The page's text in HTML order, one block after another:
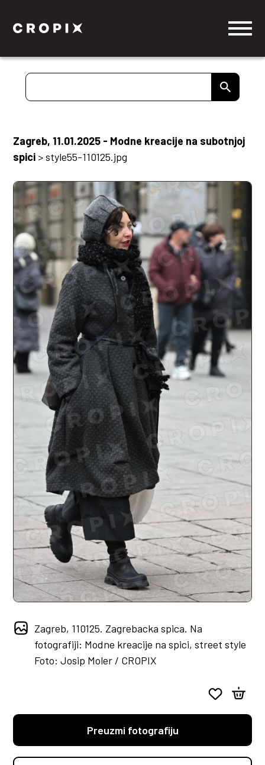
Zagreb, 11.01.2025 - Modne kreacije na subotnjoj
spici >style55-110125.jpg
Zagreb, 110125. Zagrebacka spica. Na
fotografiji: Modne kreacije na spici, street style
Foto: Josip Moler / CROPIX
Preuzmi fotografiju